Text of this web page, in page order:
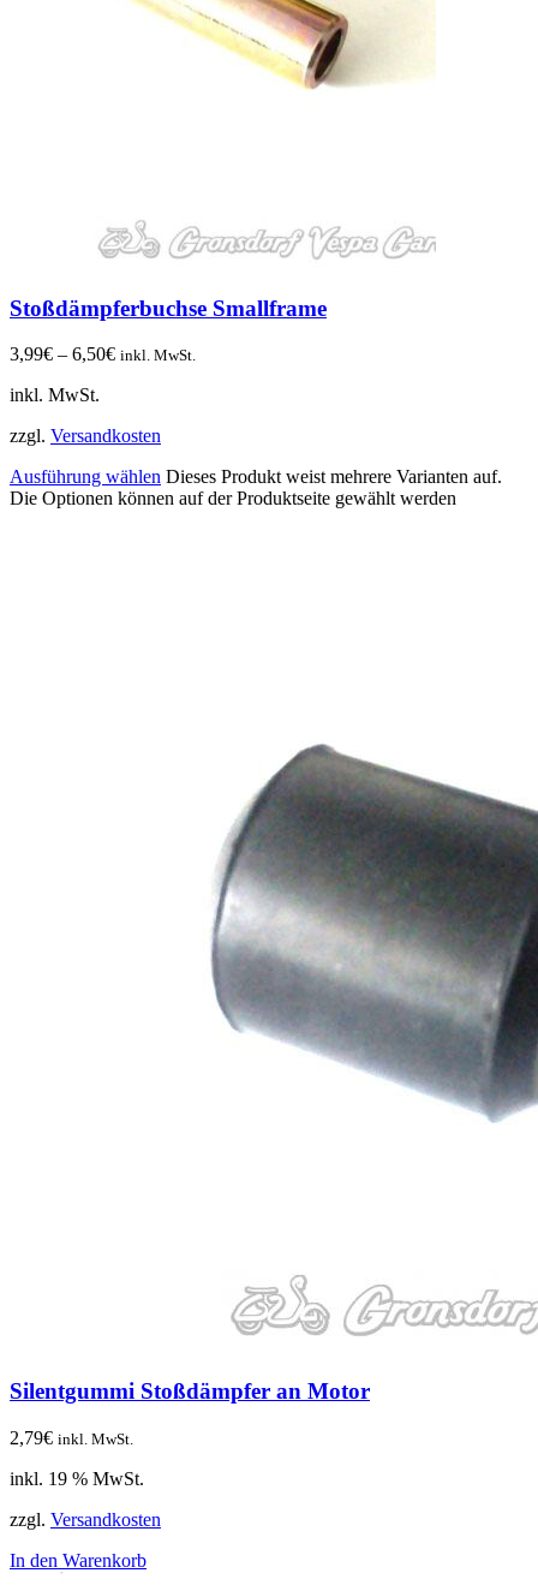
Stoßdämpferbuchse Smallframe
3,99€ – 6,50€ inkl. MwSt.
inkl. MwSt.
zzgl. Versandkosten
Ausführung wählen Dieses Produkt weist mehrere Varianten auf.
Die Optionen können auf der Produktseite gewählt werden
Silentgummi Stoßdämpfer an Motor
2,79€ inkl. MwSt.
inkl. 19 % MwSt.
zzgl. Versandkosten
In den Warenkorb